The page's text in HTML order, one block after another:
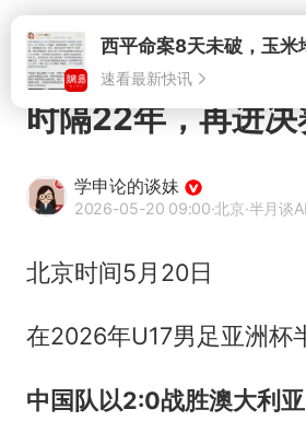
时隔22年，再进决
学申论的谈妹
2026-05-20 09:00·北京·半月谈APP
北京时间5月20日
在2026年U17男足亚洲杯
中国队以2:0战胜澳大利